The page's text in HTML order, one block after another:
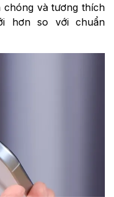
chóng và tương thích
hơn so với chuẩn